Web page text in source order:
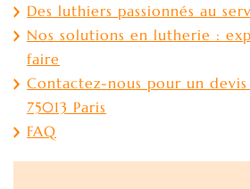
Des luthiers passionnés au
Nos solutions en lutherie :
faire
Contactez-nous pour un
75013 Paris
FAQ